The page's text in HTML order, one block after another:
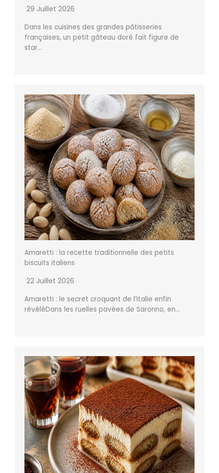
29 Juillet 2026
Dans les cuisines des grandes pâtisseries
françaises, un petit gâteau doré fait figure de
star…
Amaretti : la recette traditionnelle des petits
biscuits italiens
22 Juillet 2026
Amaretti : le secret croquant de l’Italie enfin
révéléDans les ruelles pavées de Saronno, en…